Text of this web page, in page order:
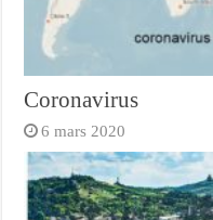
Coronavirus
6 mars 2020